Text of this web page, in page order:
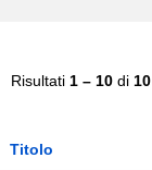
Risultati 1 – 10 di 10
Titolo